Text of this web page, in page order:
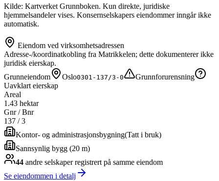
Kilde: Kartverket Grunnboken. Kun direkte, juridiske
hjemmelsandeler vises. Konsernselskapers eiendommer inngår ikke
automatisk.
Eiendom ved virksomhetsadressen
Adresse-/koordinatkobling fra Matrikkelen; dette dokumenterer ikke
juridisk eierskap.
Grunneiendom
Oslo0301-137/3-0
Grunnforurensning
Uavklart eierskap
Areal
1.43 hektar
Gnr / Bnr
137 /3
Kontor- og administrasjonsbygning(Tatt i bruk)
Sannsynlig bygg (20 m)
44 andre selskaperregistrert på samme eiendom
Se eiendommen i detalj